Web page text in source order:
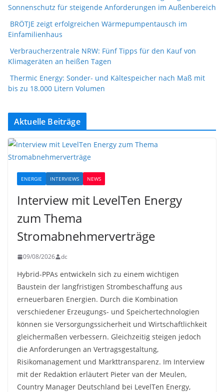
Sonnenschutz für steigende Anforderungen im Außenbereich
BRÖTJE zeigt erfolgreichen Wärmepumpentausch im
Einfamilienhaus
Verbraucherzentrale NRW: Fünf Tipps für den Kauf von
Klimageräten an heißen Tagen
Thermic Energy: Sonder- und Kältespeicher nach Maß mit
bis zu 18.000 Litern Volumen
Aktuelle Beiträge
ENERGIE INTERVIEWS NEWS
Interview mit LevelTen Energy
zum Thema
Stromabnehmerverträge
09/08/2026 dc
Hybrid-PPAs entwickeln sich zu einem wichtigen
Baustein der langfristigen Strombeschaffung aus
erneuerbaren Energien. Durch die Kombination
verschiedener Erzeugungs- und Speichertechnologien
können sie Versorgungssicherheit und Wirtschaftlichkeit
gleichermaßen verbessern. Gleichzeitig steigen jedoch
die Anforderungen an Vertragsgestaltung,
Risikomanagement und Markttransparenz. Im Interview
mit der Redaktion erläutert Pieter van der Meulen,
Country Manager Deutschland bei LevelTen Energy,